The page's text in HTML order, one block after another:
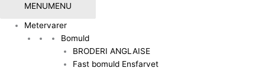
MENUMENU
Metervarer
Bomuld
BRODERI ANGLAISE
Fast bomuld Ensfarvet